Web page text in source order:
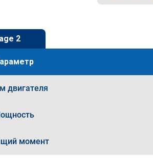
2
двигателя
момент